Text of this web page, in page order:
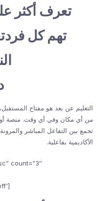
تعرف أكثر
تهم كل
التعليم عن بعد هو مفتاح
من أي مكان وفي أي وقت. منصة أوج
تجمع بين التفاعل المباشر
الأكاديمية بفاعلية.
count=”3″